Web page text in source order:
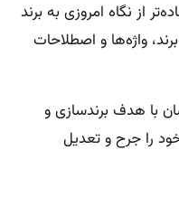
از نگاه امروزی به برند
واژه‌ها و اصطلاحات
با هدف برندسازی و
را جرح و تعدیل